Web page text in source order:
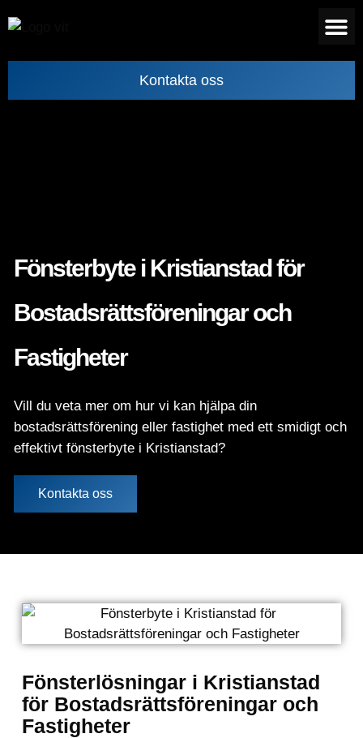
Kontakta oss
Fönsterbyte i Kristianstad för
Bostadsrättsföreningar och
Fastigheter
Vill du veta mer om hur vi kan hjälpa din
bostadsrättsförening eller fastighet med ett smidigt och
effektivt fönsterbyte i Kristianstad?
Kontakta oss
Fönsterlösningar i Kristianstad
för Bostadsrättsföreningar och
Fastigheter